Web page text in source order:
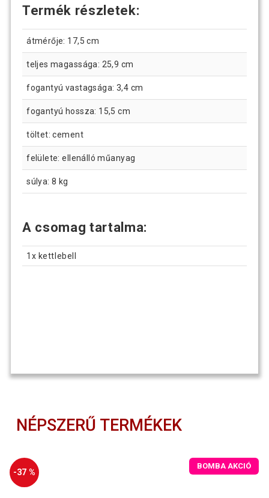
Termék részletek:
átmérője: 17,5 cm
teljes magassága: 25,9 cm
fogantyú vastagsága: 3,4 cm
fogantyú hossza: 15,5 cm
töltet: cement
felülete: ellenálló műanyag
súlya: 8 kg
A csomag tartalma:
1x kettlebell
NÉPSZERŰ TERMÉKEK
-37 %
BOMBA AKCIÓ